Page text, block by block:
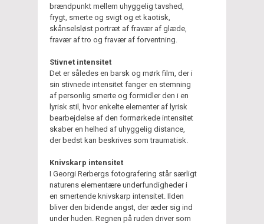
brændpunkt mellem uhyggelig tavshed,
frygt, smerte og svigt og et kaotisk,
skånselsløst portræt af fravær af glæde,
fravær af tro og fravær af forventning.
Stivnet intensitet
Det er således en barsk og mørk film, der i
sin stivnede intensitet fanger en stemning
af personlig smerte og formidler den i en
lyrisk stil, hvor enkelte elementer af lyrisk
bearbejdelse af den formørkede intensitet
skaber en helhed af uhyggelig distance,
der bedst kan beskrives som traumatisk.
Knivskarp intensitet
I Georgi Rerbergs fotografering står særligt
naturens elementære underfundigheder i
en smertende knivskarp intensitet. Ilden
bliver den bidende angst, der æder sig ind
under huden. Regnen på ruden driver som